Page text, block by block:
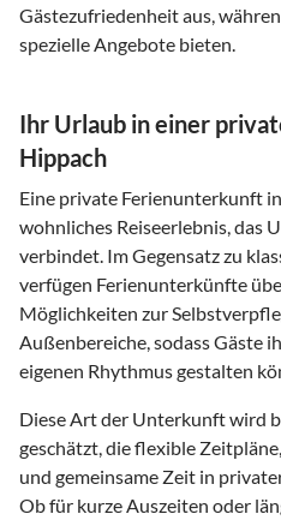
Gästezufriedenheit aus,
spezielle Angebote bieten.
Ihr Urlaub in einer
Hippach
Eine private Ferienunterkunft
wohnliches Reiseerlebnis, das
verbindet. Im Gegensatz zu
verfügen Ferienunterkünfte
Möglichkeiten zur
Außenbereiche, sodass Gäste
eigenen Rhythmus gestalten
Diese Art der Unterkunft wird
geschätzt, die flexible
und gemeinsame Zeit in
Ob für kurze Auszeiten oder